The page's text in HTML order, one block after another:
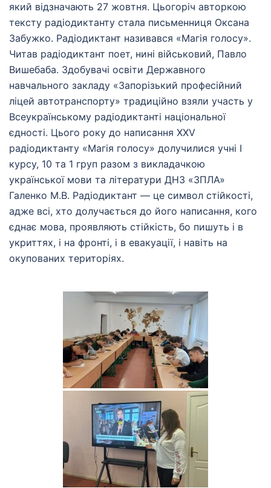
який відзначають 27 жовтня. Цьогоріч авторкою
тексту радіодиктанту стала письменниця Оксана
Забужко. Радіодиктант називався «Магія голосу».
Читав радіодиктант поет, нині військовий, Павло
Вишебаба. Здобувачі освіти Державного
навчального закладу «Запорізький професійний
ліцей автотранспорту» традиційно взяли участь у
Всеукраїнському радіодиктанті національної
єдності. Цього року до написання ХХV
радіодиктанту «Магія голосу» долучилися учні І
курсу, 10 та 1 груп разом з викладачкою
української мови та літератури ДНЗ «ЗПЛА»
Галенко М.В. Радіодиктант — це символ стійкості,
адже всі, хто долучається до його написання, кого
єднає мова, проявляють стійкість, бо пишуть і в
укриттях, і на фронті, і в евакуації, і навіть на
окупованих територіях.